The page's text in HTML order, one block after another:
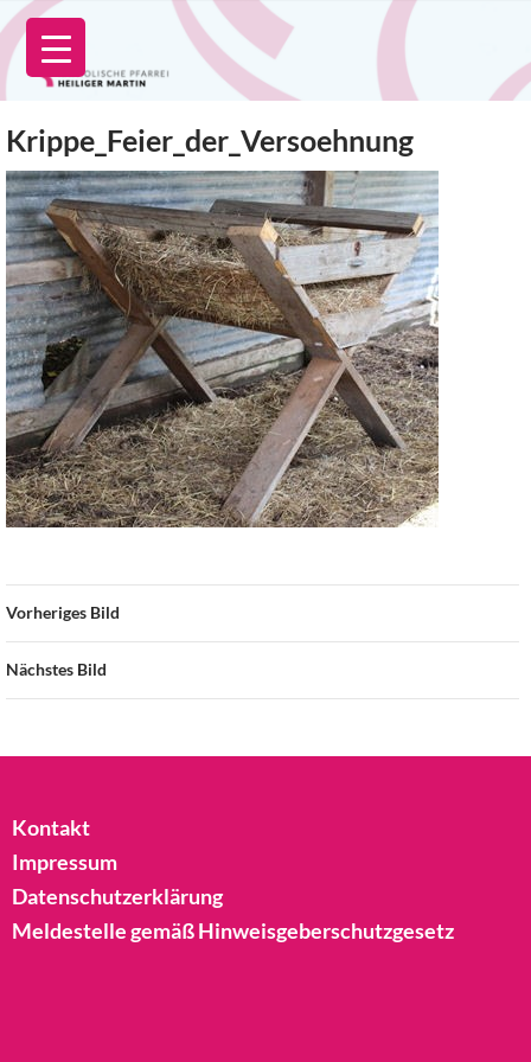
Zum
Inhalt
springen
Krippe_Feier_der_Versoehnung
Vorheriges Bild
Nächstes Bild
Kontakt
Impressum
Datenschutzerklärung
Meldestelle gemäß Hinweisgeberschutzgesetz